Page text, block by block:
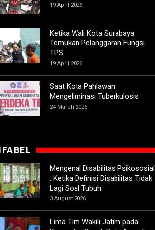
19 April 2026
Ketika Wali Kota Surabaya
Temukan Pelanggaran Fungsi
TPS
19 April 2026
Saat Kota Pahlawan
Mengeliminasi Tuberkulosis
24 March 2026
Mengenal Disabilitas Psikososial
: Ketika Definisi Disabilitas Tidak
Lagi Soal Tubuh
3 August 2026
Lima Tim Wakili Jatim pada